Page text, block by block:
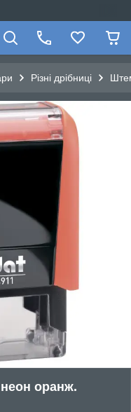
Різні дрібниці
оранж.